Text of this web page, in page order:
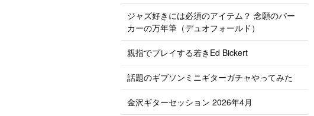
ジャズ好きには必須のアイテム？ 念願のパー
カーの万年筆（デュオフォールド）
親指でプレイする若きEd Bickert
話題のギブソンミニギターガチャやってみた
金沢ギターセッション 2026年4月